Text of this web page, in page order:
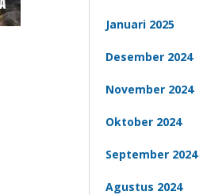
Januari 2025
Desember 2024
November 2024
Oktober 2024
September 2024
Agustus 2024